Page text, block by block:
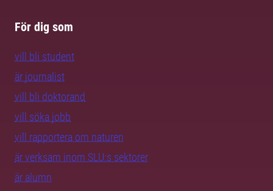
För dig som
vill bli student
är journalist
vill bli doktorand
vill söka jobb
vill rapportera om naturen
är verksam inom SLU:s sektorer
är alumn